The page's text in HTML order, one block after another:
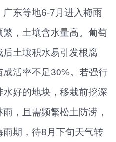
东等地6-7月进入梅雨
，土壤含水量高。葡萄
土壤积水易引发根腐
活率不足30%。若强行
好的地块，移栽前挖深
，且需频繁松土防涝，
期，待8月下旬天气转